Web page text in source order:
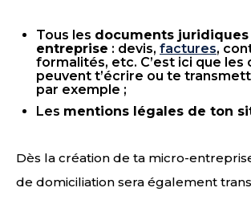
Tous les documents
entreprise : devis, factures,
formalités, etc. C’est ici que les
peuvent t’écrire ou te
par exemple ;
Les mentions légales de ton
Dès la création de ta micro-
de domiciliation sera également